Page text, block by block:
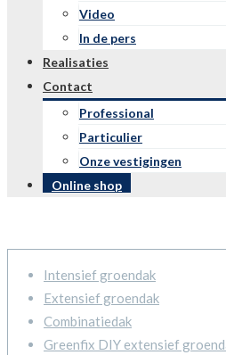
Video
In de pers
Realisaties
Contact
Professional
Particulier
Onze vestigingen
Online shop
Intensief groendak
Extensief groendak
Combinatiedak
Greenfix DIY extensief